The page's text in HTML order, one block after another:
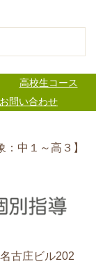
高校生コース
お問い合わせ
中１～高３】
古庄ビル202